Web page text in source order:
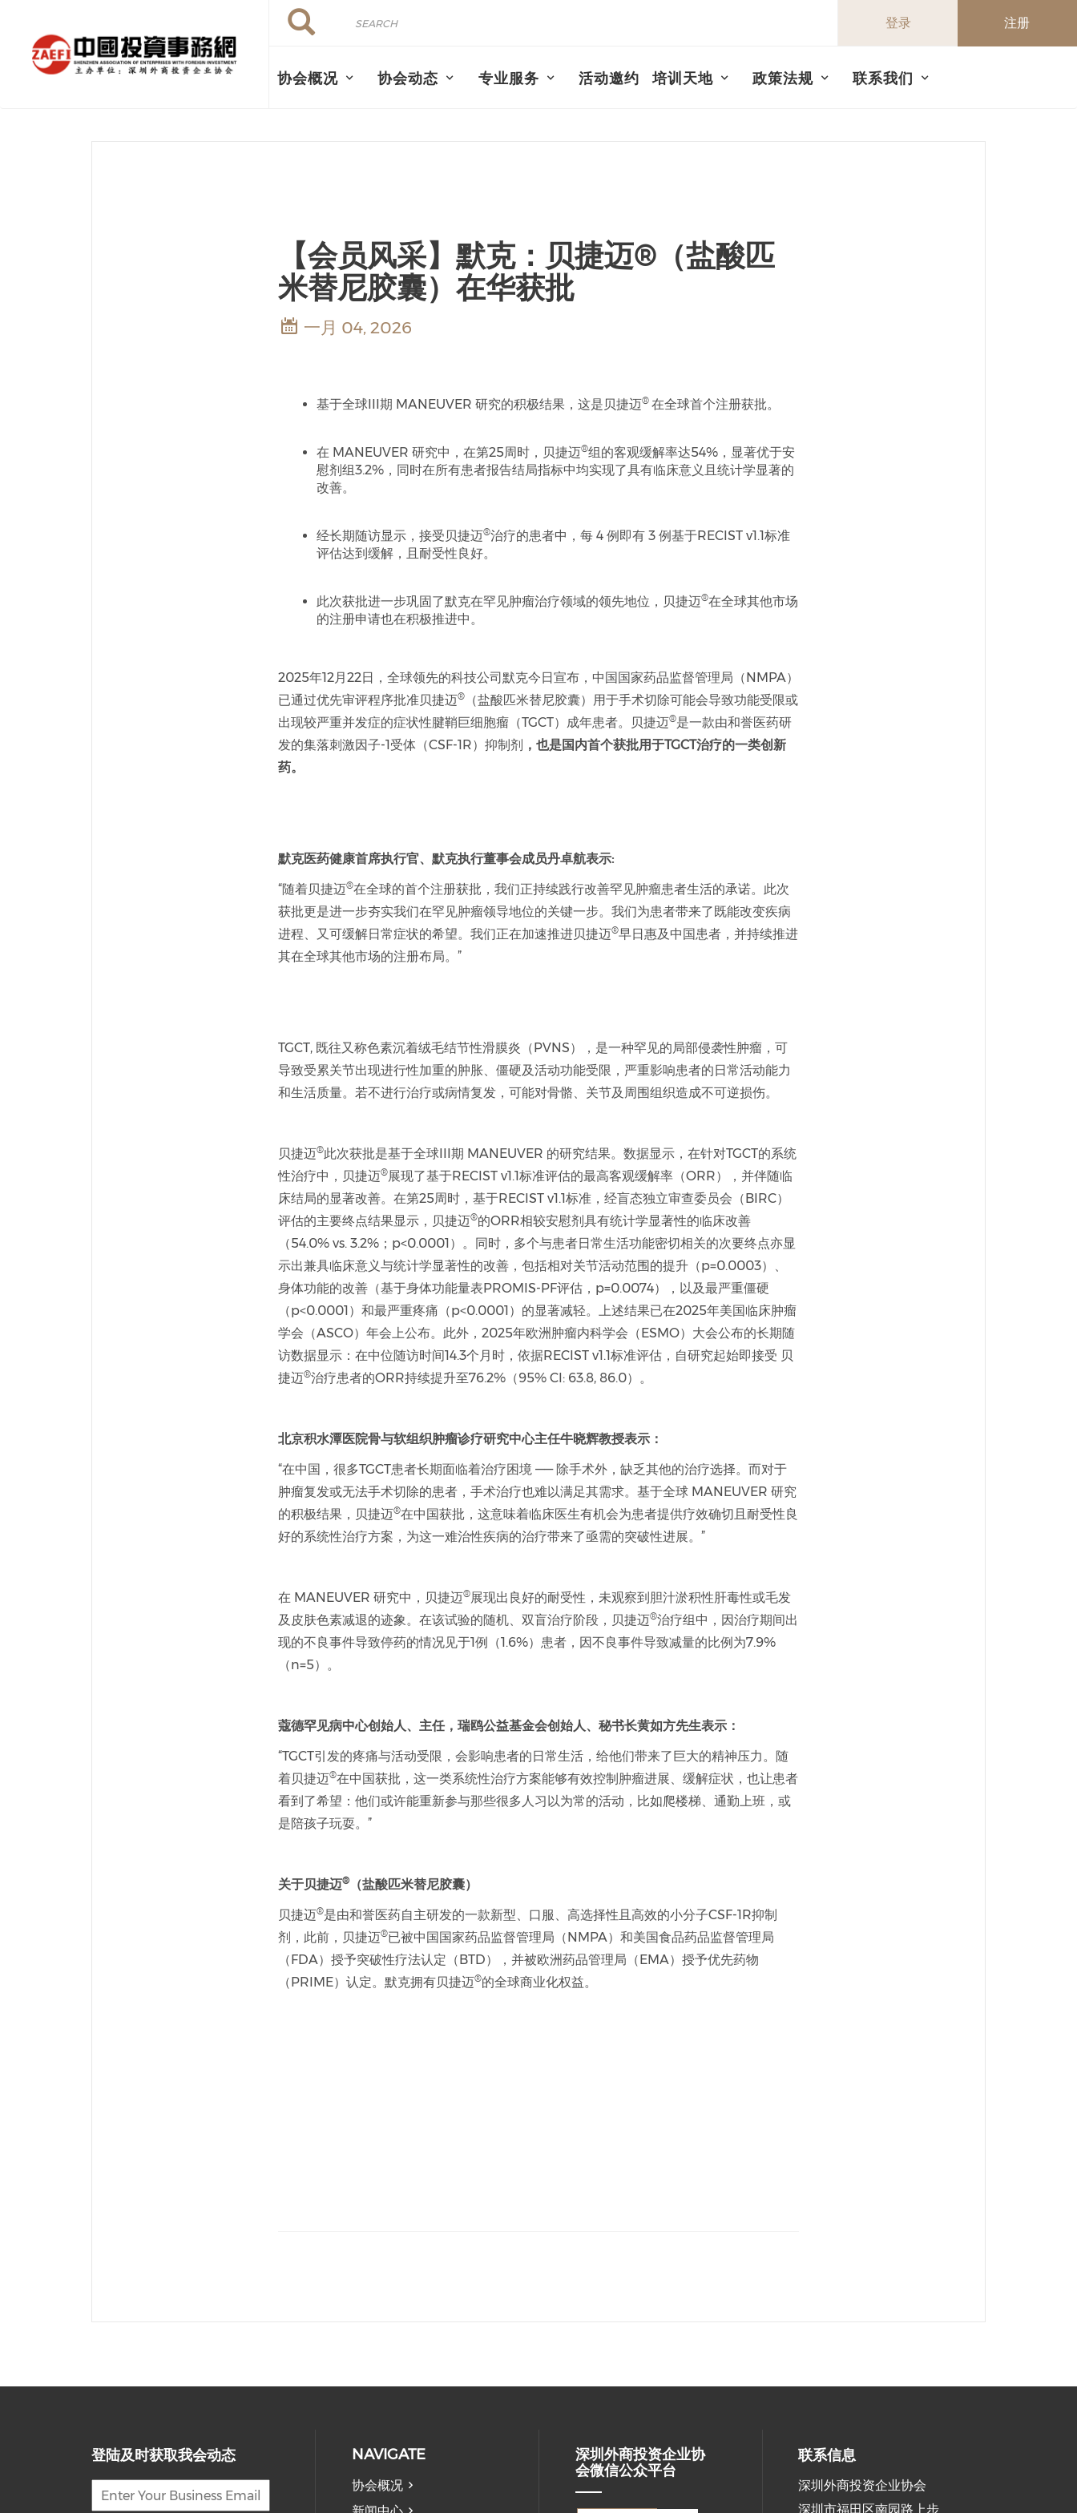
Search
Search
注册
登录
协会概况 协会动态 专业服务 活动邀约 培训天地 政策法规 联系我们
【会员风采】默克：贝捷迈®（盐酸匹
米替尼胶囊）在华获批
一月 04, 2026
基于全球III期 MANEUVER 研究的积极结果，这是贝捷迈® 在全球首个注册获批。
在 MANEUVER 研究中，在第25周时，贝捷迈®组的客观缓解率达54%，显著优于安
慰剂组3.2%，同时在所有患者报告结局指标中均实现了具有临床意义且统计学显著的
改善。
经长期随访显示，接受贝捷迈®治疗的患者中，每 4 例即有 3 例基于RECIST v1.1标准
评估达到缓解，且耐受性良好。
此次获批进一步巩固了默克在罕见肿瘤治疗领域的领先地位，贝捷迈®在全球其他市场
的注册申请也在积极推进中。
2025年12月22日，全球领先的科技公司默克今日宣布，中国国家药品监督管理局（NMPA）
已通过优先审评程序批准贝捷迈®（盐酸匹米替尼胶囊）用于手术切除可能会导致功能受限或
出现较严重并发症的症状性腱鞘巨细胞瘤（TGCT）成年患者。贝捷迈®是一款由和誉医药研
发的集落刺激因子-1受体（CSF-1R）抑制剂 ，也是国内首个获批用于TGCT治疗的一类创新
药。
默克医药健康首席执行官、默克执行董事会成员丹卓航表示:
“随着贝捷迈®在全球的首个注册获批，我们正持续践行改善罕见肿瘤患者生活的承诺。此次
获批更是进一步夯实我们在罕见肿瘤领导地位的关键一步。我们为患者带来了既能改变疾病
进程、又可缓解日常症状的希望。我们正在加速推进贝捷迈®早日惠及中国患者，并持续推进
其在全球其他市场的注册布局。”
TGCT, 既往又称色素沉着绒毛结节性滑膜炎（PVNS），是一种罕见的局部侵袭性肿瘤，可
导致受累关节出现进行性加重的肿胀、僵硬及活动功能受限，严重影响患者的日常活动能力
和生活质量。若不进行治疗或病情复发，可能对骨骼、关节及周围组织造成不可逆损伤。
贝捷迈®此次获批是基于全球III期 MANEUVER 的研究结果。数据显示，在针对TGCT的系统
性治疗中，贝捷迈®展现了基于RECIST v1.1标准评估的最高客观缓解率（ORR），并伴随临
床结局的显著改善。在第25周时，基于RECIST v1.1标准，经盲态独立审查委员会（BIRC）
评估的主要终点结果显示，贝捷迈®的ORR相较安慰剂具有统计学显著性的临床改善
（54.0% vs. 3.2%；p<0.0001）。同时，多个与患者日常生活功能密切相关的次要终点亦显
示出兼具临床意义与统计学显著性的改善，包括相对关节活动范围的提升（p=0.0003）、
身体功能的改善（基于身体功能量表PROMIS-PF评估，p=0.0074），以及最严重僵硬
（p<0.0001）和最严重疼痛（p<0.0001）的显著减轻。上述结果已在2025年美国临床肿瘤
学会（ASCO）年会上公布。此外，2025年欧洲肿瘤内科学会（ESMO）大会公布的长期随
访数据显示：在中位随访时间14.3个月时，依据RECIST v1.1标准评估，自研究起始即接受 贝
捷迈®治疗患者的ORR持续提升至76.2%（95% CI: 63.8, 86.0）。
北京积水潭医院骨与软组织肿瘤诊疗研究中心主任牛晓辉教授表示：
“在中国，很多TGCT患者长期面临着治疗困境 —— 除手术外，缺乏其他的治疗选择。而对于
肿瘤复发或无法手术切除的患者，手术治疗也难以满足其需求。基于全球 MANEUVER 研究
的积极结果，贝捷迈®在中国获批，这意味着临床医生有机会为患者提供疗效确切且耐受性良
好的系统性治疗方案，为这一难治性疾病的治疗带来了亟需的突破性进展。”
在 MANEUVER 研究中，贝捷迈®展现出良好的耐受性，未观察到胆汁淤积性肝毒性或毛发
及皮肤色素减退的迹象。在该试验的随机、双盲治疗阶段，贝捷迈®治疗组中，因治疗期间出
现的不良事件导致停药的情况见于1例（1.6%）患者，因不良事件导致减量的比例为7.9%
（n=5）。
蔻德罕见病中心创始人、主任，瑞鸥公益基金会创始人、秘书长黄如方先生表示：
“TGCT引发的疼痛与活动受限，会影响患者的日常生活，给他们带来了巨大的精神压力。随
着贝捷迈®在中国获批，这一类系统性治疗方案能够有效控制肿瘤进展、缓解症状，也让患者
看到了希望：他们或许能重新参与那些很多人习以为常的活动，比如爬楼梯、通勤上班，或
是陪孩子玩耍。”
关于贝捷迈®（盐酸匹米替尼胶囊）
贝捷迈®是由和誉医药自主研发的一款新型、口服、高选择性且高效的小分子CSF-1R抑制
剂，此前，贝捷迈®已被中国国家药品监督管理局（NMPA）和美国食品药品监督管理局
（FDA）授予突破性疗法认定（BTD），并被欧洲药品管理局（EMA）授予优先药物
（PRIME）认定。默克拥有贝捷迈®的全球商业化权益。
登陆及时获取我会动态 NAVIGATE
协会概况
深圳外商投资企业协
会微信公众平台
联系信息
深圳外商投资企业协会
深圳市福田区南园路上步